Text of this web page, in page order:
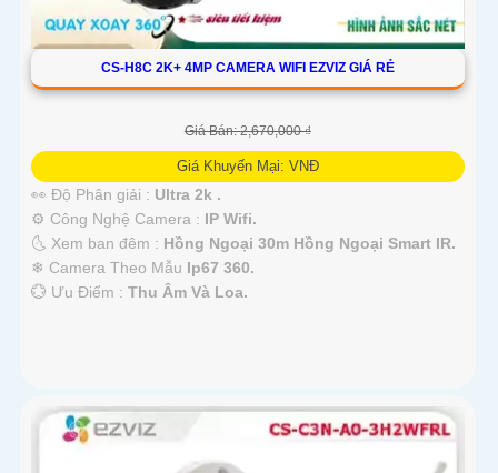
CS-H8C 2K+ 4MP CAMERA WIFI EZVIZ GIÁ RẺ
Giá Bán: 2,670,000 ₫
Giá Khuyến Mại: VNĐ
👀 Độ Phân giải : Ultra 2k .
⚙ Công Nghệ Camera : IP Wifi.
🌜 Xem ban đêm : Hồng Ngoại 30m Hồng Ngoại Smart IR.
❄ Camera Theo Mẫu Ip67 360.
️💮 Ưu Điểm : Thu Âm Và Loa.